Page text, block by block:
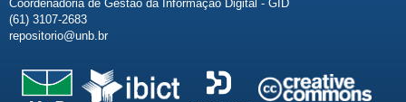
Coordenadoria de Gestão da Informação Digital - GID
(61) 3107-2683
repositorio@unb.br